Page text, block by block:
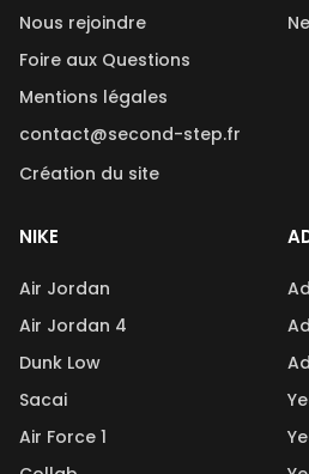
Nous rejoindre
Foire aux Questions
Mentions légales
contact@second-step.fr
Création du site
NIKE
Air Jordan
Air Jordan 4
Dunk Low
Sacai
Air Force 1